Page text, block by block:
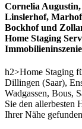
Cornelia
Linslerhof,
Bockhof und
Home Staging
h2>Home Staging
Dillingen (Saar),
Wadgassen, Bous,
Sie den allerbesten
Ihrer Nähe